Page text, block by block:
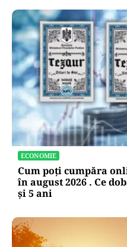
ECONOMIE
Cum poți cumpăra
în august 2026 . Ce
și 5 ani